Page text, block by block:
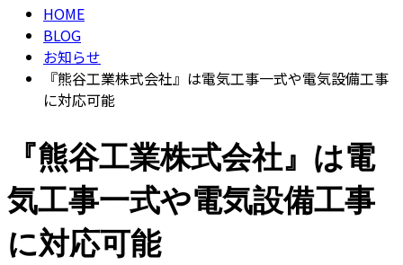
HOME
BLOG
お知らせ
『熊谷工業株式会社』は電気工事一式や電気設備工事
に対応可能
『熊谷工業株式会社』は電
気工事一式や電気設備工事
に対応可能